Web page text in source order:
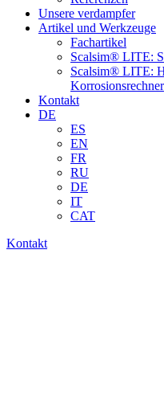
Unsere verdampfer
Artikel und Werkzeuge
Fachartikel
Scalsim® LITE:
Scalsim® LITE:
Korrosionsrechner
Kontakt
DE
ES
EN
FR
RU
DE
IT
CAT
Kontakt